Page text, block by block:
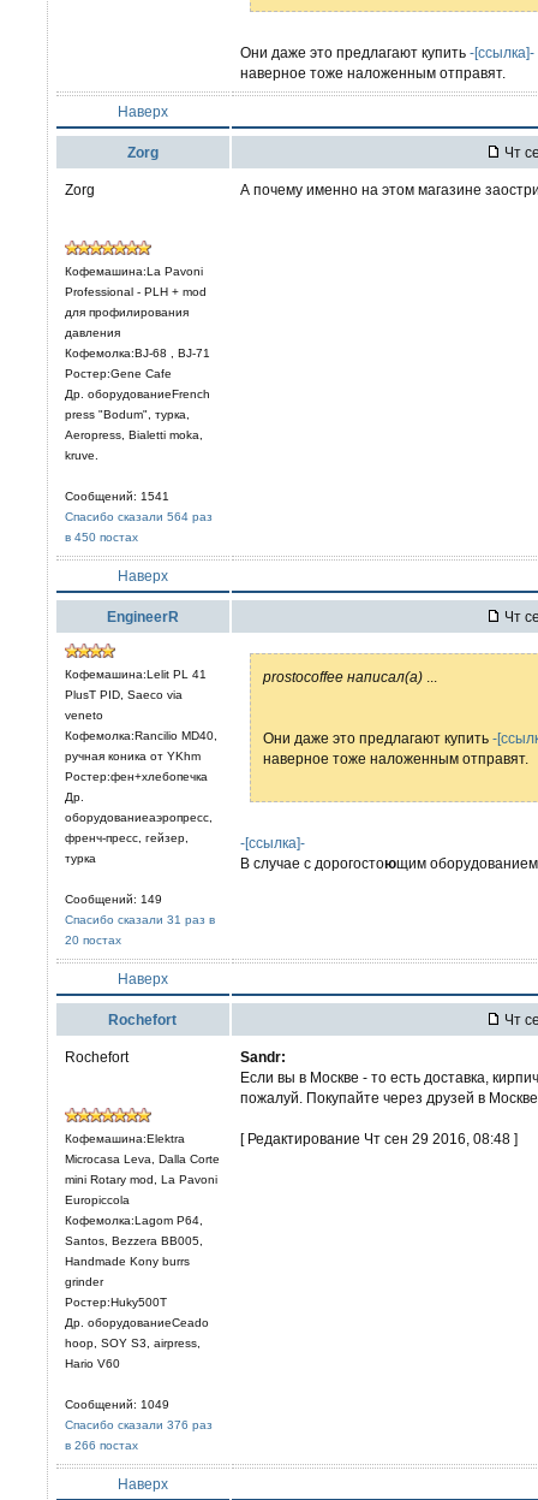
Они даже это предлагают купить -[ссылка]-
наверное тоже наложенным отправят.
Наверх
Zorg Чт
Zorg
Кофемашина:La Pavoni
Professional - PLH + mod
для профилирования
давления
Кофемолка:BJ-68 , BJ-71
Ростер:Gene Cafe
Др. оборудованиеFrench
press "Bodum", турка,
Aeropress, Bialetti moka,
kruve.
Сообщений: 1541
Спасибо сказали 564 раз
в 450 постах
А почему именно на этом магазине
Наверх
EngineerR Чт
Кофемашина:Lelit PL 41
PlusT PID, Saeco via
veneto
Кофемолка:Rancilio MD40,
ручная коника от YKhm
Ростер:фен+хлебопечка
Др.
оборудованиеаэропресс,
френч-пресс, гейзер,
турка
Сообщений: 149
Спасибо сказали 31 раз в
20 постах
prostocoffee написал(а)
Они даже это предлагают купить -
наверное тоже наложенным отправят.
-[ссылка]-
В случае с дорогостоющим оборудованием
Наверх
Rochefort Чт
Rochefort
Кофемашина:Elektra
Microcasa Leva, Dalla Corte
mini Rotary mod, La Pavoni
Europiccola
Кофемолка:Lagom P64,
Santos, Bezzera BB005,
Handmade Kony burrs
grinder
Ростер:Huky500T
Др. оборудованиеCeado
hoop, SOY S3, airpress,
Hario V60
Сообщений: 1049
Спасибо сказали 376 раз
в 266 постах
Sandr:
Если вы в Москве - то есть доставка,
пожалуй. Покупайте через друзей в
[ Редактирование Чт сен 29 2016, 08:48 ]
Наверх